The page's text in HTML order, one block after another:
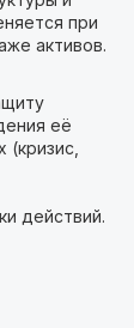
при
активов.
её
действий.